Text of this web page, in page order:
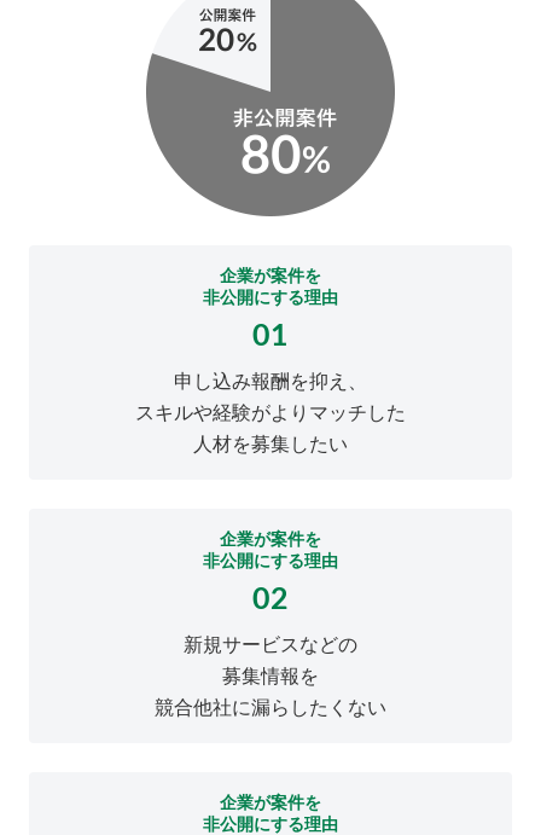
企業が案件を
非公開にする理由
01
申し込み報酬を抑え、
スキルや経験がよりマッチした
人材を募集したい
企業が案件を
非公開にする理由
02
新規サービスなどの
募集情報を
競合他社に漏らしたくない
企業が案件を
非公開にする理由